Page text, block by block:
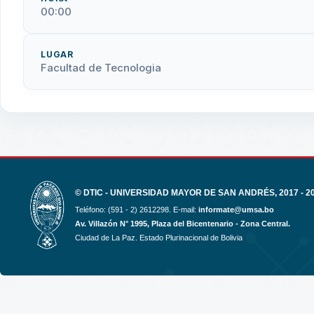
00:00
LUGAR
Facultad de Tecnologia
© DTIC - UNIVERSIDAD MAYOR DE SAN ANDRÉS, 2017 -
Teléfono: (591 - 2) 2612298. E-mail: informate@umsa.bo
Av. Villazón N° 1995, Plaza del Bicentenario - Zona Central.
Ciudad de La Paz. Estado Plurinacional de Bolivia